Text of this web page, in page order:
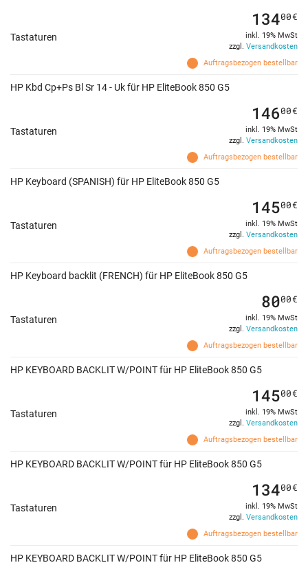
Tastaturen
Auftragsbezogen bestellbar
13400€
inkl. 19% MwSt
zzgl. Versandkosten
HP Kbd Cp+Ps Bl Sr 14 - Uk für HP EliteBook 850 G5
Tastaturen
Auftragsbezogen bestellbar
14600€
inkl. 19% MwSt
zzgl. Versandkosten
HP Keyboard (SPANISH) für HP EliteBook 850 G5
Tastaturen
Auftragsbezogen bestellbar
14500€
inkl. 19% MwSt
zzgl. Versandkosten
HP Keyboard backlit (FRENCH) für HP EliteBook 850 G5
Tastaturen
Auftragsbezogen bestellbar
8000€
inkl. 19% MwSt
zzgl. Versandkosten
HP KEYBOARD BACKLIT W/POINT für HP EliteBook 850 G5
Tastaturen
Auftragsbezogen bestellbar
14500€
inkl. 19% MwSt
zzgl. Versandkosten
HP KEYBOARD BACKLIT W/POINT für HP EliteBook 850 G5
Tastaturen
Auftragsbezogen bestellbar
13400€
inkl. 19% MwSt
zzgl. Versandkosten
HP KEYBOARD BACKLIT W/POINT für HP EliteBook 850 G5